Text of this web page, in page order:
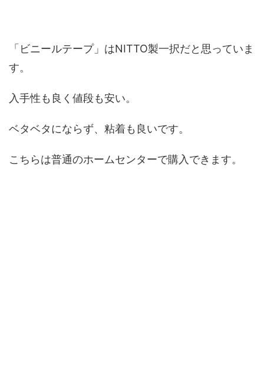
「ビニールテープ」はNITTO製一択だと思っていま
す。
入手性も良く値段も安い。
ベタベタにならず、粘着も良いです。
こちらは普通のホームセンターで購入できます。